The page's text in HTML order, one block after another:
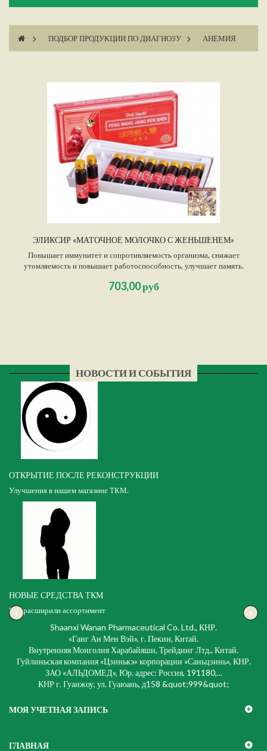
> ПОДБОР ПРОДУКЦИИ ПО ДИАГНОЗУ > АНЕМИЯ
ЭЛИКСИР «МАТОЧНОЕ МОЛОЧКО С ЖЕНЬШЕНЕМ»
Повышает иммунитет и сопротивляемость организма, снижает
утомляемость и повышает работоспособность, улучшает память.
желудка, астме, артрите, обладает противоопоухолевым и
703,00 руб
НОВОСТИ И СОБЫТИЯ
ОТКРЫТИЕ ПОСЛЕ РЕКОНСТРУКЦИИ
Улучшения в нашем магазине ТКМ.
НОВЫЕ СРЕДСТВА ТКМ
Мы расширили ассортимент
‹ ›
Shaanxi Wanan Pharmaceutical Co. Ltd., КНР.
«Ганг Ан Мен Вэй», г. Пекин, Китай.
Внутренняя Монголия Харабайяши, Трейдинг Лтд., Китай.
Гуйлиньская компания «Цзинькэ» корпорации «Саньцзинь», КНР.
ЗАО «АЛЬДОМЕД», Юр. адрес: Россия, 191180,...
КНР г. Гуанжоу, ул. Гуаюань, д158 &quot;999&quot;
МОЯ УЧЕТНАЯ ЗАПИСЬ
ГЛАВНАЯ